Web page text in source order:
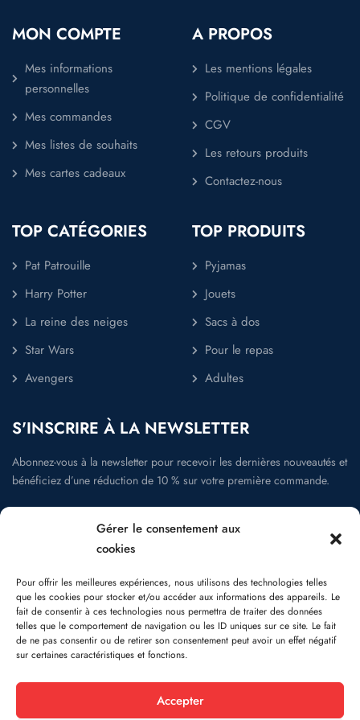
Gérer le consentement aux
cookies
Pour offrir les meilleures expériences, nous utilisons des technologies telles
que les cookies pour stocker et/ou accéder aux informations des appareils. Le
fait de consentir à ces technologies nous permettra de traiter des données
telles que le comportement de navigation ou les ID uniques sur ce site. Le fait
de ne pas consentir ou de retirer son consentement peut avoir un effet négatif
sur certaines caractéristiques et fonctions.
Accepter
MON COMPTE
Mes informations
personnelles
Mes commandes
Mes listes de souhaits
Mes cartes cadeaux
A PROPOS
Les mentions légales
Politique de confidentialité
CGV
Les retours produits
Contactez-nous
TOP CATÉGORIES
Pat Patrouille
Harry Potter
La reine des neiges
Star Wars
Avengers
TOP PRODUITS
Pyjamas
Jouets
Sacs à dos
Pour le repas
Adultes
S'INSCRIRE À LA NEWSLETTER
Abonnez-vous à la newsletter pour recevoir les dernières nouveautés et
bénéficiez d’une réduction de 10 % sur votre première commande.
Suivez-nous: